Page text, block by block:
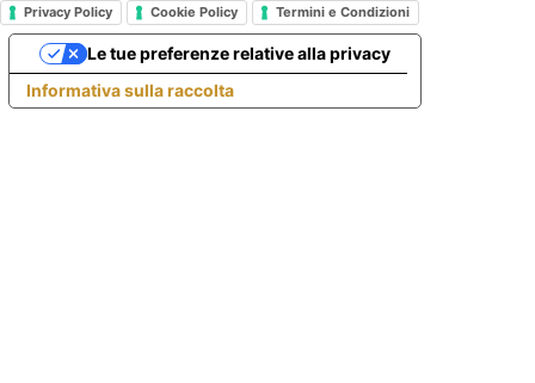
Privacy Policy Cookie Policy Termini e Condizioni
Informativa sulla raccolta
Le tue preferenze relative alla privacy